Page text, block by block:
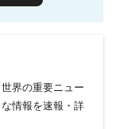
界の重要ニュー
情報を速報・詳